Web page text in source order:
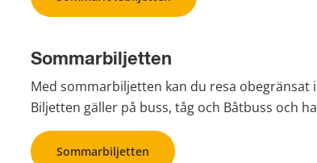
Sommarbiljetten
Med sommarbiljetten kan du resa obegränsat
Biljetten gäller på buss, tåg och Båtbuss och
Sommarbiljetten